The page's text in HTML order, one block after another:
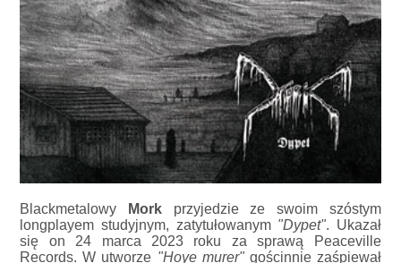
Blackmetalowy Morkprzyjedzie ze swoim szóstym
longplayem studyjnym, zatytułowanym"Dypet". Ukazał
się on 24 marca 2023 roku za sprawą Peaceville
Records. W utworze "Hoye murer" gościnnie zaśpiewał